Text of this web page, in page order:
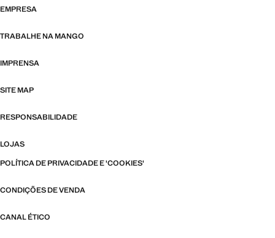
EMPRESA
TRABALHE NA MANGO
IMPRENSA
SITE MAP
RESPONSABILIDADE
LOJAS
POLÍTICA DE PRIVACIDADE E 'COOKIES'
CONDIÇÕES DE VENDA
CANAL ÉTICO